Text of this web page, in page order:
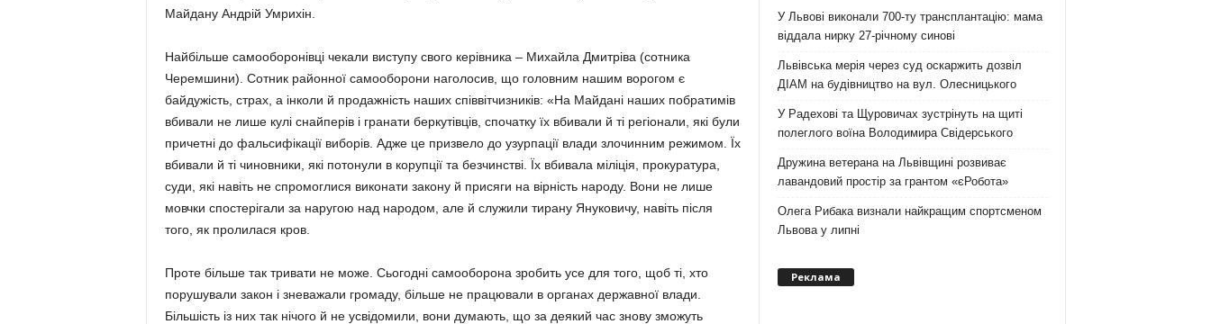
Майдану Андрій Умрихін.
Найбільше самооборонівці чекали виступу свого керівника – Михайла Дмитріва (сотника
Черемшини). Сотник районної самооборони наголосив, що головним нашим ворогом є
байдужість, страх, а інколи й продажність наших співвітчизників: «На Майдані наших побратимів
вбивали не лише кулі снайперів і гранати беркутівців, спочатку їх вбивали й ті регіонали, які були
причетні до фальсифікації виборів. Адже це призвело до узурпації влади злочинним режимом. Їх
вбивали й ті чиновники, які потонули в корупції та безчинстві. Їх вбивала міліція, прокуратура,
суди, які навіть не спромоглися виконати закону й присяги на вірність народу. Вони не лише
мовчки спостерігали за наругою над народом, але й служили тирану Януковичу, навіть після
того, як пролилася кров.
Проте більше так тривати не може. Сьогодні самооборона зробить усе для того, щоб ті, хто
порушували закон і зневажали громаду, більше не працювали в органах державної влади.
Більшість із них так нічого й не усвідомили, вони думають, що за деякий час знову зможуть
У Львові виконали 700-ту трансплантацію: мама
віддала нирку 27-річному синові
Львівська мерія через суд оскаржить дозвіл
ДІАМ на будівництво на вул. Олесницького
У Радехові та Щуровичах зустрінуть на щиті
полеглого воїна Володимира Свідерського
Дружина ветерана на Львівщині розвиває
лавандовий простір за грантом «єРобота»
Олега Рибака визнали найкращим спортсменом
Львова у липні
Реклама